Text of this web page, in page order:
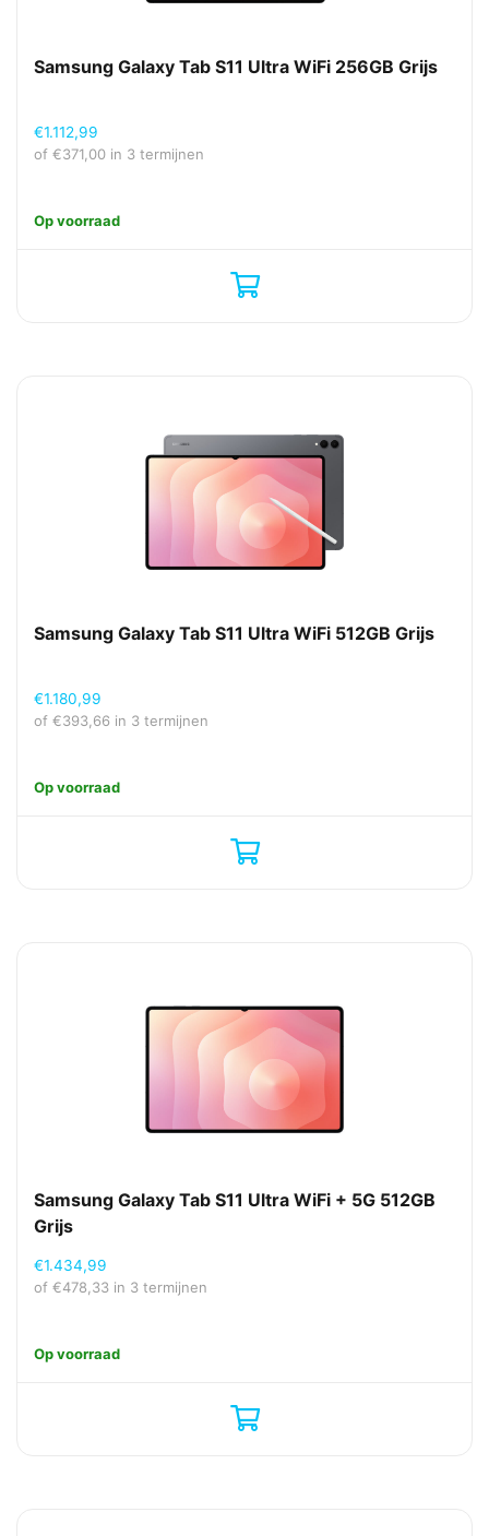
Samsung Galaxy Tab S11 Ultra WiFi 256GB Grijs
€1.112,99
of €371,00 in 3 termijnen
Op voorraad
Samsung Galaxy Tab S11 Ultra WiFi 512GB Grijs
€1.180,99
of €393,66 in 3 termijnen
Op voorraad
Samsung Galaxy Tab S11 Ultra WiFi + 5G 512GB
Grijs
€1.434,99
of €478,33 in 3 termijnen
Op voorraad